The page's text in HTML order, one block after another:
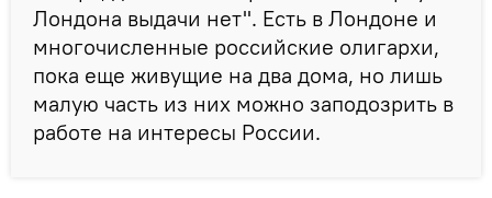
Лондона выдачи нет". Есть в Лондоне и
многочисленные российские олигархи,
пока еще живущие на два дома, но лишь
малую часть из них можно заподозрить в
работе на интересы России.